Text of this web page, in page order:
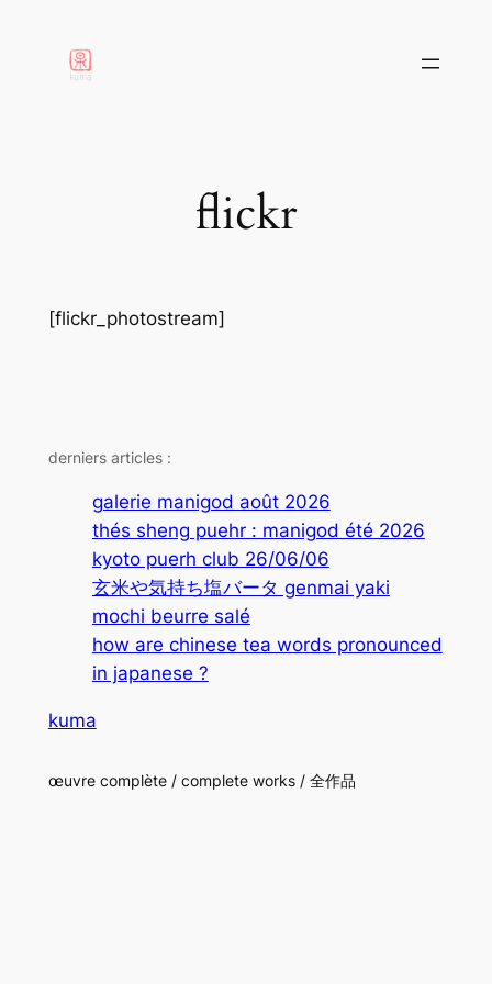
contenu
flickr
[flickr_photostream]
derniers articles :
galerie manigod août 2026
thés sheng puehr : manigod été 2026
kyoto puerh club 26/06/06
玄米や気持ち塩バータ genmai yaki
mochi beurre salé
how are chinese tea words pronounced
in japanese ?
kuma
œuvre complète / complete works / 全作品